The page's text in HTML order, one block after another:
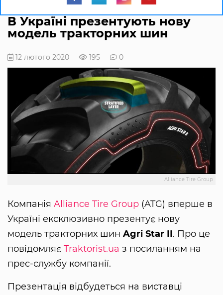
В Україні презентують нову
модель тракторних шин
12 лютого 2020 195 0
Alliance Tire Group
Компанія Alliance Tire Group (ATG) вперше в
Україні ексклюзивно презентує нову
модель тракторних шин Agri Star II. Про це
повідомляє Traktorist.ua з посиланням на
прес-службу компанії.
Презентація відбудеться на виставці